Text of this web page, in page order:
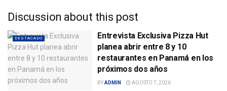
Discussion about this post
DESTACADO
Entrevista Exclusiva Pizza Hut
planea abrir entre 8 y 10
restaurantes en Panamá en los
próximos dos años
BYADMIN AGOSTO 7, 2026